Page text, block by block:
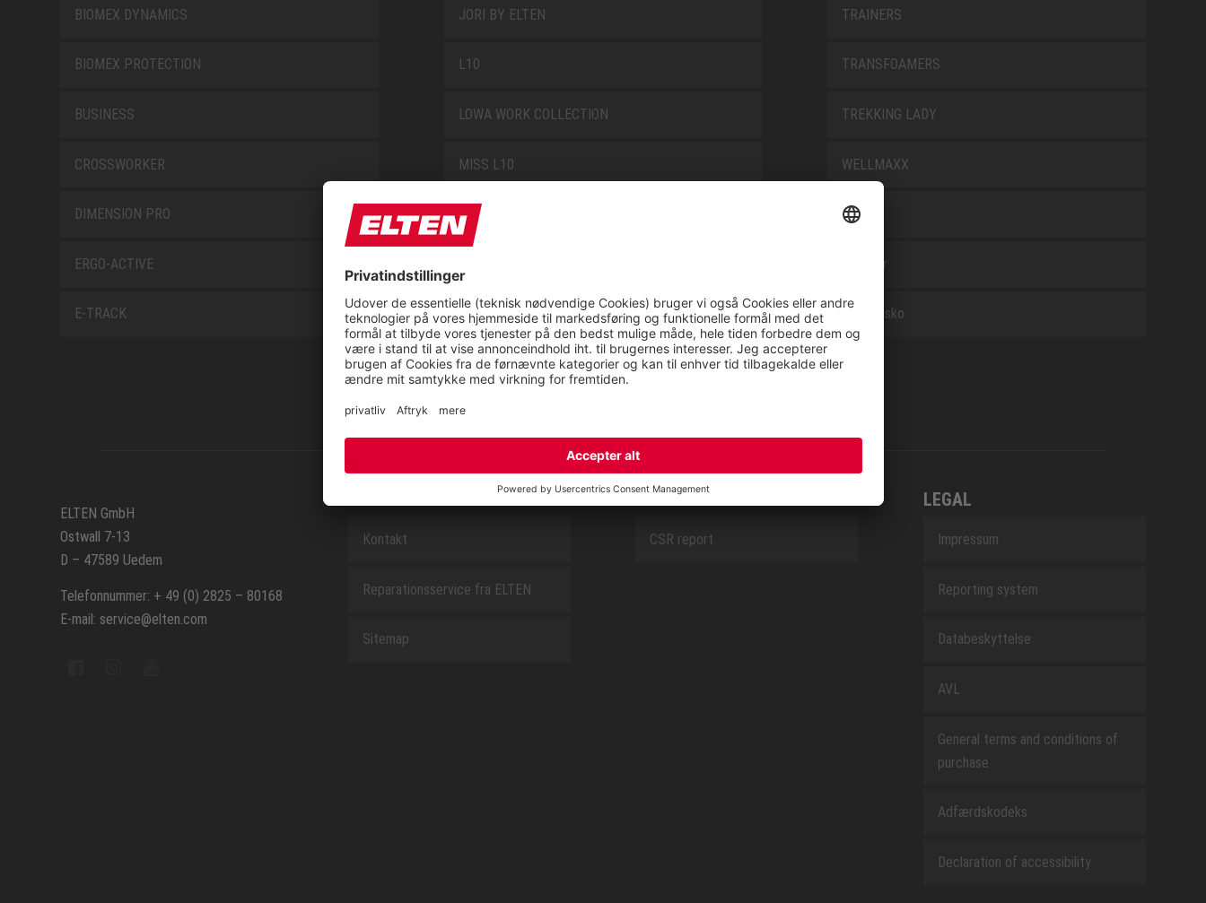
BIOMEX DYNAMICS
BIOMEX PROTECTION
BUSINESS
CROSSWORKER
DIMENSION PRO
ERGO-ACTIVE
E-TRACK
JORI BY ELTEN
L10
LOWA WORK COLLECTION
MISS L10
NEW CLASSICS
RETRO
SAFEGUARD
TRAINERS
TRANSFOAMERS
TREKKING LADY
WELLMAXX
WHITE
Tilbehør
Arbejdssko
ELTEN GmbH
Ostwall 7-13
D – 47589 Uedem
Telefonnummer: + 49 (0) 2825 – 80168
E-mail: service@elten.com
Kontakt
Reparationsservice fra ELTEN
Sitemap
OM OS
CSR report
LEGAL
Impressum
Reporting system
Databeskyttelse
AVL
General terms and conditions of
purchase
Adfærdskodeks
Declaration of accessibility